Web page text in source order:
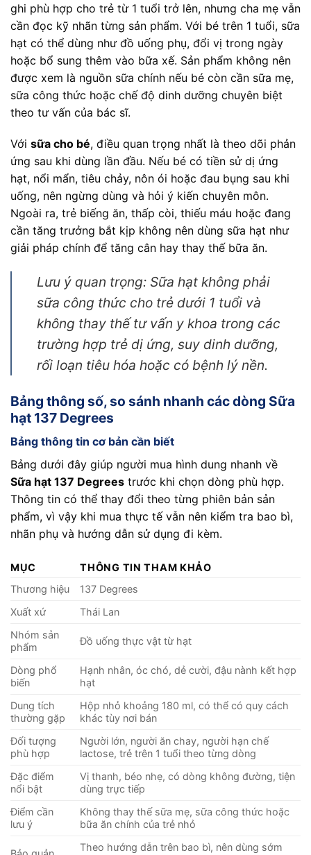
ghi phù hợp cho trẻ từ 1 tuổi trở lên, nhưng cha mẹ vẫn
cần đọc kỹ nhãn từng sản phẩm. Với bé trên 1 tuổi, sữa
hạt có thể dùng như đồ uống phụ, đổi vị trong ngày
hoặc bổ sung thêm vào bữa xế. Sản phẩm không nên
được xem là nguồn sữa chính nếu bé còn cần sữa mẹ,
sữa công thức hoặc chế độ dinh dưỡng chuyên biệt
theo tư vấn của bác sĩ.
Với sữa cho bé, điều quan trọng nhất là theo dõi phản
ứng sau khi dùng lần đầu. Nếu bé có tiền sử dị ứng
hạt, nổi mẩn, tiêu chảy, nôn ói hoặc đau bụng sau khi
uống, nên ngừng dùng và hỏi ý kiến chuyên môn.
Ngoài ra, trẻ biếng ăn, thấp còi, thiếu máu hoặc đang
cần tăng trưởng bắt kịp không nên dùng sữa hạt như
giải pháp chính để tăng cân hay thay thế bữa ăn.
Lưu ý quan trọng: Sữa hạt không phải
sữa công thức cho trẻ dưới 1 tuổi và
không thay thế tư vấn y khoa trong các
trường hợp trẻ dị ứng, suy dinh dưỡng,
rối loạn tiêu hóa hoặc có bệnh lý nền.
Bảng thông số, so sánh nhanh các dòng Sữa
hạt 137 Degrees
Bảng thông tin cơ bản cần biết
Bảng dưới đây giúp người mua hình dung nhanh về
Sữa hạt 137 Degrees trước khi chọn dòng phù hợp.
Thông tin có thể thay đổi theo từng phiên bản sản
phẩm, vì vậy khi mua thực tế vẫn nên kiểm tra bao bì,
nhãn phụ và hướng dẫn sử dụng đi kèm.
MỤC
THÔNG TIN THAM KHẢO
Thương hiệu
137 Degrees
Xuất xứ
Thái Lan
Nhóm sản
phẩm
Đồ uống thực vật từ hạt
Dòng phổ
biến
Hạnh nhân, óc chó, dẻ cười, đậu nành kết hợp
hạt
Dung tích
thường gặp
Hộp nhỏ khoảng 180 ml, có thể có quy cách
khác tùy nơi bán
Đối tượng
phù hợp
Người lớn, người ăn chay, người hạn chế
lactose, trẻ trên 1 tuổi theo từng dòng
Đặc điểm
nổi bật
Vị thanh, béo nhẹ, có dòng không đường, tiện
dùng trực tiếp
Điểm cần
lưu ý
Không thay thế sữa mẹ, sữa công thức hoặc
bữa ăn chính của trẻ nhỏ
Theo hướng dẫn trên bao bì, nên dùng sớm